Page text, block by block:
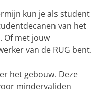
kun je als student
van het
Of met jouw
van de RUG bent.
het gebouw. Deze
mindervaliden